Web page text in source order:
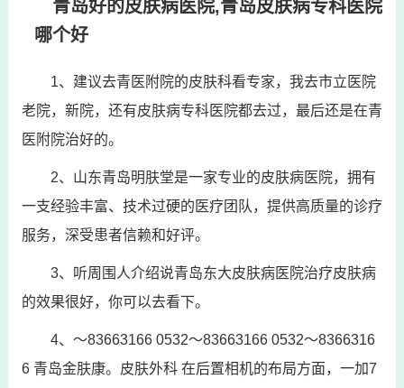
青岛好的皮肤病医院,青岛皮肤病专科医院
哪个好
1、建议去青医附院的皮肤科看专家，我去市立医院
老院，新院，还有皮肤病专科医院都去过，最后还是在青
医附院治好的。
2、山东青岛明肤堂是一家专业的皮肤病医院，拥有
一支经验丰富、技术过硬的医疗团队，提供高质量的诊疗
服务，深受患者信赖和好评。
3、听周围人介绍说青岛东大皮肤病医院治疗皮肤病
的效果很好，你可以去看下。
4、～83663166 0532～83663166 0532～8366316
6 青岛金肤康。皮肤外科 在后置相机的布局方面，一加7